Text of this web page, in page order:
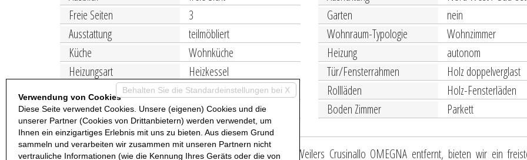
Freie Seiten
3 Garten
nein
Ausstattung
teilmöbliert Wohnraum-Typologie
Wohnzimmer
Küche
Wohnküche Heizung
autonom
Heizungsart
Heizkessel Tür/Fensterrahmen
Holz doppelverglast
Türen / Fenster
gut Rollläden
Holz-Fensterläden
Boden Wohnraum
Fliesen Boden Zimmer
Parkett
Zubehör
Doppelverglasung
Nur wenige Schritte von den wichtigsten Einrichtungen des Weilers Crusinallo OMEGNA entfernt, bieten wir ein
Behalten Sie die Standardeinstellungen bei X
Verwendung von Cookies
Diese Seite verwendet Cookies. Unsere (eigenen) Cookies und die
unserer Partner (Cookies von Drittanbietern) werden verwendet, um
Ihnen ein einzigartiges Erlebnis mit uns zu bieten. Aus diesem Grund
sammeln und verarbeiten wir zusammen mit unseren Partnern nicht
vertrauliche Informationen (wie die Kennung Ihres Geräts oder die von